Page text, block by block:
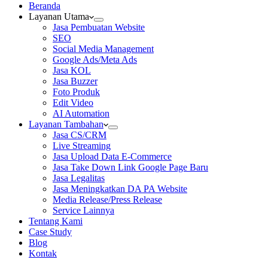
Beranda
Layanan Utama
Jasa Pembuatan Website
SEO
Social Media Management
Google Ads/Meta Ads
Jasa KOL
Jasa Buzzer
Foto Produk
Edit Video
AI Automation
Layanan Tambahan
Jasa CS/CRM
Live Streaming
Jasa Upload Data E-Commerce
Jasa Take Down Link Google Page Baru
Jasa Legalitas
Jasa Meningkatkan DA PA Website
Media Release/Press Release
Service Lainnya
Tentang Kami
Case Study
Blog
Kontak